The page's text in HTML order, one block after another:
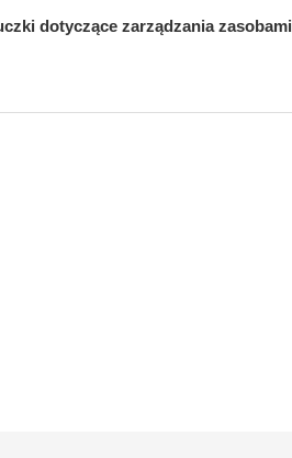
dotyczące zarządzania zasobami